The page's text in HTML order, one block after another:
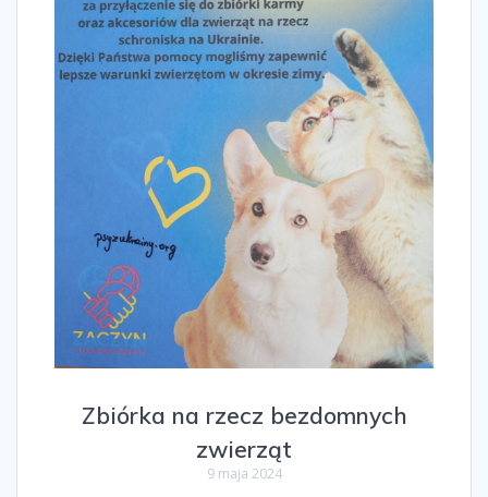
Zbiórka na rzecz bezdomnych
zwierząt
9 maja 2024